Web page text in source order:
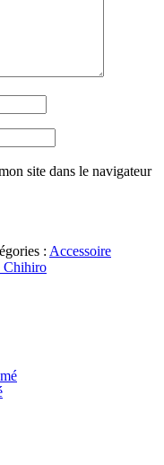
site dans le navigateur
: Accessoire
Chihiro